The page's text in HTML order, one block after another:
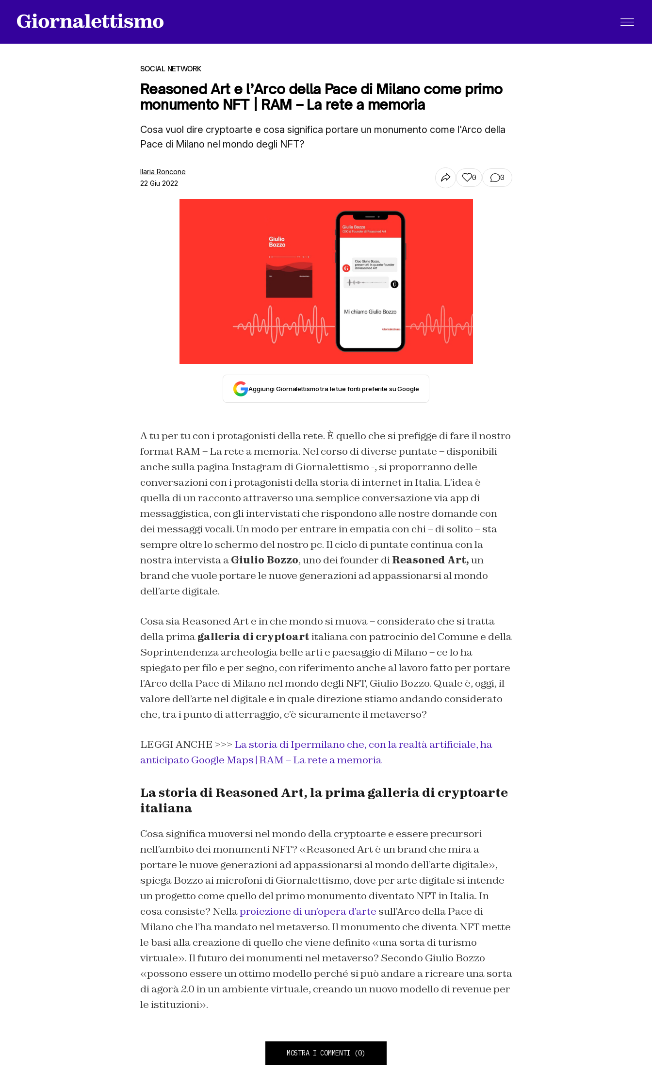
SOCIAL NETWORK
Reasoned Art e l’Arco della Pace di Milano come primo
monumento NFT | RAM – La rete a memoria
Cosa vuol dire cryptoarte e cosa significa portare un monumento come l'Arco della
Pace di Milano nel mondo degli NFT?
Ilaria Roncone
22 Giu 2022
0 0
Aggiungi Giornalettismo tra le tue fonti preferite su Google
A tu per tu con i protagonisti della rete. È quello che si prefigge di fare il nostro
format RAM – La rete a memoria. Nel corso di diverse puntate – disponibili
anche sulla pagina Instagram di Giornalettismo -, si proporranno delle
conversazioni con i protagonisti della storia di internet in Italia. L’idea è
quella di un racconto attraverso una semplice conversazione via app di
messaggistica, con gli intervistati che rispondono alle nostre domande con
dei messaggi vocali. Un modo per entrare in empatia con chi – di solito – sta
sempre oltre lo schermo del nostro pc. Il ciclo di puntate continua con la
nostra intervista aGiulio Bozzo, uno dei founder diReasoned Art,un
brand che vuole portare le nuove generazioni ad appassionarsi al mondo
dell’arte digitale.
Cosa sia Reasoned Art e in che mondo si muova – considerato che si tratta
della primagalleria di cryptoartitaliana con patrocinio del Comune e della
Soprintendenza archeologia belle arti e paesaggio di Milano – ce lo ha
spiegato per filo e per segno, con riferimento anche al lavoro fatto per portare
l’Arco della Pace di Milano nel mondo degli NFT, Giulio Bozzo. Quale è, oggi, il
valore dell’arte nel digitale e in quale direzione stiamo andando considerato
che, tra i punto di atterraggio, c’è sicuramente il metaverso?
LEGGI ANCHE >>> La storia di Ipermilano che, con la realtà artificiale, ha
anticipato Google Maps | RAM – La rete a memoria
La storia di Reasoned Art, la prima galleria di cryptoarte
italiana
Cosa significa muoversi nel mondo della cryptoarte e essere precursori
nell’ambito dei monumenti NFT? «Reasoned Art è un brand che mira a
portare le nuove generazioni ad appassionarsi al mondo dell’arte digitale»,
spiega Bozzo ai microfoni diGiornalettismo, dove per arte digitale si intende
un progetto come quello del primo monumento diventato NFT in Italia. In
cosa consiste? Nellaproiezione di un’opera d’arte sull’Arco della Pace di
Milano che l’ha mandato nel metaverso. Il monumento che diventa NFT mette
le basi alla creazione di quello che viene definito «una sorta di turismo
virtuale». Il futuro dei monumenti nel metaverso? Secondo Giulio Bozzo
«possono essere un ottimo modello perché si può andare a ricreare una sorta
di agorà 2.0 in un ambiente virtuale, creando un nuovo modello di revenue per
le istituzioni».
MOSTRA I COMMENTI (0)